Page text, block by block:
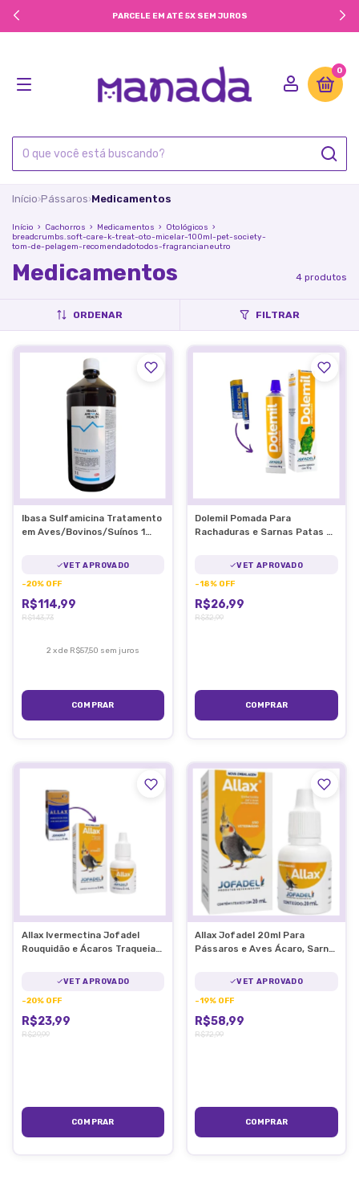
PARCELE EM ATÉ 5X SEM JUROS
0
Início›Pássaros›Medicamentos
Início › Cachorros › Medicamentos › Otológicos ›
breadcrumbs.soft-care-k-treat-oto-micelar-100ml-pet-society-
tom-de-pelagem-recomendadotodos-fragrancianeutro
Medicamentos 4 produtos
ORDENAR FILTRAR
Ibasa Sulfamicina Tratamento
em Aves/Bovinos/Suínos 1
VET APROVADO
-20% OFF
R$114,99
R$143,73
2 xde R$57,50 sem juros
Dolemil Pomada Para
Rachaduras e Sarnas Patas de
VET APROVADO
-18% OFF
R$26,99
R$32,99
Allax Ivermectina Jofadel
Rouquidão e Ácaros Traqueia
VET APROVADO
-20% OFF
R$23,99
R$29,99
Allax Jofadel 20ml Para
Pássaros e Aves Ácaro, Sarna,
VET APROVADO
-19% OFF
R$58,99
R$72,99